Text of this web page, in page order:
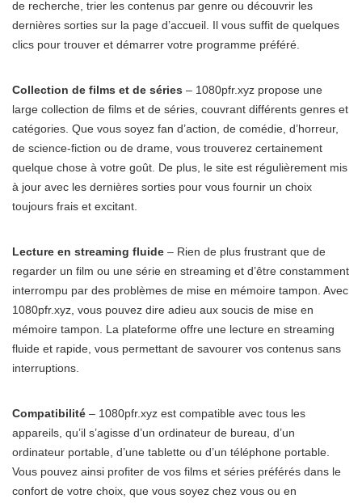
de recherche, trier les contenus par genre ou découvrir les
dernières sorties sur la page d’accueil. Il vous suffit de quelques
clics pour trouver et démarrer votre programme préféré.
Collection de films et de séries – 1080pfr.xyz propose une
large collection de films et de séries, couvrant différents genres et
catégories. Que vous soyez fan d’action, de comédie, d’horreur,
de science-fiction ou de drame, vous trouverez certainement
quelque chose à votre goût. De plus, le site est régulièrement mis
à jour avec les dernières sorties pour vous fournir un choix
toujours frais et excitant.
Lecture en streaming fluide – Rien de plus frustrant que de
regarder un film ou une série en streaming et d’être constamment
interrompu par des problèmes de mise en mémoire tampon. Avec
1080pfr.xyz, vous pouvez dire adieu aux soucis de mise en
mémoire tampon. La plateforme offre une lecture en streaming
fluide et rapide, vous permettant de savourer vos contenus sans
interruptions.
Compatibilité – 1080pfr.xyz est compatible avec tous les
appareils, qu’il s’agisse d’un ordinateur de bureau, d’un
ordinateur portable, d’une tablette ou d’un téléphone portable.
Vous pouvez ainsi profiter de vos films et séries préférés dans le
confort de votre choix, que vous soyez chez vous ou en